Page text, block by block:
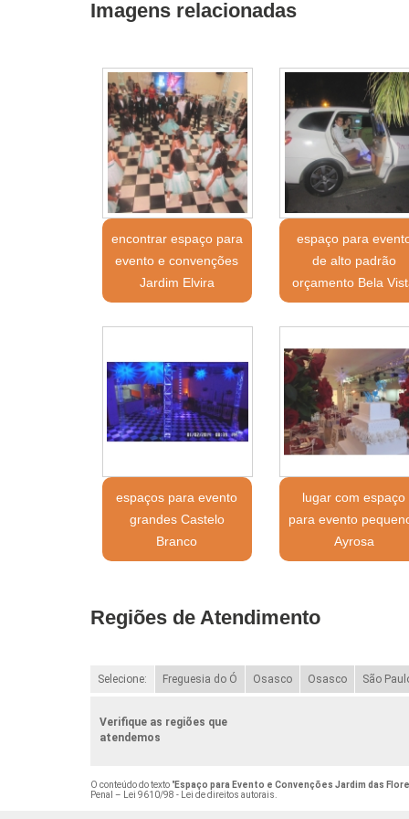
Imagens relacionadas
encontrar espaço para
evento e convenções
Jardim Elvira
espaço para
de alto padrão
orçamento Bela
espaços para evento
grandes Castelo
Branco
lugar com espaço
para evento
Ayrosa
Regiões de Atendimento
Selecione: Freguesia do Ó Osasco Osasco São
Verifique as regiões que
atendemos
O conteúdo do texto "Espaço para Evento e Convenções Jardim das
Penal –
Lei 9610/98 - Lei de direitos autorais